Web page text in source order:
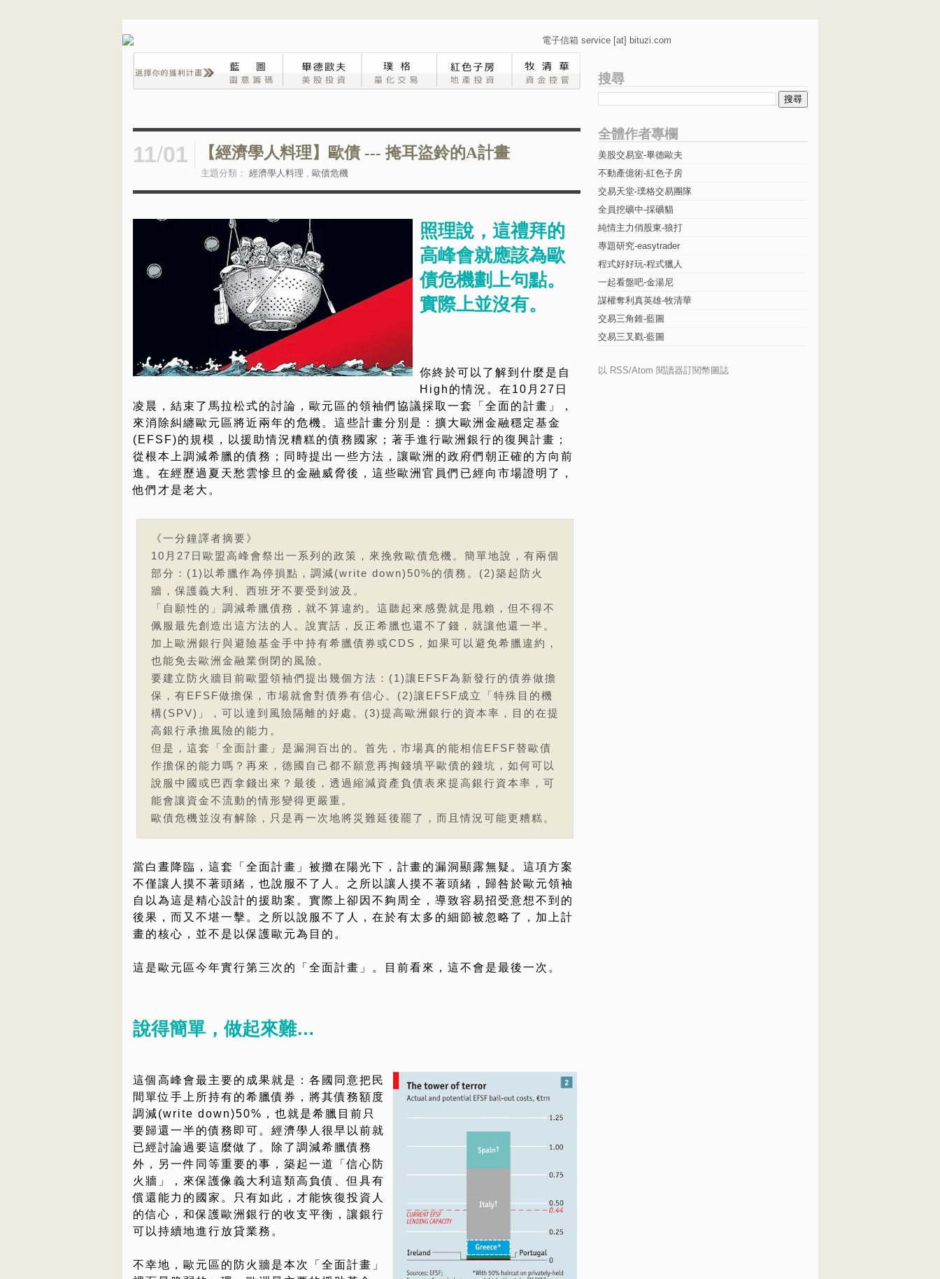
電子信箱 service [at] bituzi.com
11/01 【經濟學人料理】歐債 --- 掩耳盜鈴的A計畫
主題分類： 經濟學人料理 , 歐債危機
照理說，這禮拜的
高峰會就應該為歐
債危機劃上句點。
實際上並沒有。
你終於可以了解到什麼是自
High的情況。在10月27日
凌晨，結束了馬拉松式的討論，歐元區的領袖們協議採取一套「全面的計畫」，
來消除糾纏歐元區將近兩年的危機。這些計畫分別是：擴大歐洲金融穩定基金
(EFSF)的規模，以援助情況糟糕的債務國家；著手進行歐洲銀行的復興計畫；
從根本上調減希臘的債務；同時提出一些方法，讓歐洲的政府們朝正確的方向前
進。在經歷過夏天愁雲慘旦的金融威脅後，這些歐洲官員們已經向市場證明了，
他們才是老大。
《一分鐘譯者摘要》
10月27日歐盟高峰會祭出一系列的政策，來挽救歐債危機。簡單地說，有兩個
部分：(1)以希臘作為停損點，調減(write down)50%的債務。(2)築起防火
牆，保護義大利、西班牙不要受到波及。
「自願性的」調減希臘債務，就不算違約。這聽起來感覺就是甩賴，但不得不
佩服最先創造出這方法的人。說實話，反正希臘也還不了錢，就讓他還一半。
加上歐洲銀行與避險基金手中持有希臘債券或CDS，如果可以避免希臘違約，
也能免去歐洲金融業倒閉的風險。
要建立防火牆目前歐盟領袖們提出幾個方法：(1)讓EFSF為新發行的債券做擔
保，有EFSF做擔保，市場就會對債券有信心。(2)讓EFSF成立「特殊目的機
構(SPV)」，可以達到風險隔離的好處。(3)提高歐洲銀行的資本率，目的在提
高銀行承擔風險的能力。
但是，這套「全面計畫」是漏洞百出的。首先，市場真的能相信EFSF替歐債
作擔保的能力嗎？再來，德國自己都不願意再掏錢填平歐債的錢坑，如何可以
說服中國或巴西拿錢出來？最後，透過縮減資產負債表來提高銀行資本率，可
能會讓資金不流動的情形變得更嚴重。
歐債危機並沒有解除，只是再一次地將災難延後罷了，而且情況可能更糟糕。
當白晝降臨，這套「全面計畫」被攤在陽光下，計畫的漏洞顯露無疑。這項方案
不僅讓人摸不著頭緒，也說服不了人。之所以讓人摸不著頭緒，歸咎於歐元領袖
自以為這是精心設計的援助案。實際上卻因不夠周全，導致容易招受意想不到的
後果，而又不堪一擊。之所以說服不了人，在於有太多的細節被忽略了，加上計
畫的核心，並不是以保護歐元為目的。
這是歐元區今年實行第三次的「全面計畫」。目前看來，這不會是最後一次。
說得簡單，做起來難…
這個高峰會最主要的成果就是：各國同意把民
間單位手上所持有的希臘債券，將其債務額度
調減(write down)50%，也就是希臘目前只
要歸還一半的債務即可。經濟學人很早以前就
已經討論過要這麼做了。除了調減希臘債務
外，另一件同等重要的事，築起一道「信心防
火牆」，來保護像義大利這類高負債、但具有
償還能力的國家。只有如此，才能恢復投資人
的信心，和保護歐洲銀行的收支平衡，讓銀行
可以持續地進行放貸業務。
不幸地，歐元區的防火牆是本次「全面計畫」
搜尋
全體作者專欄
美股交易室-畢德歐夫
不動產億術-紅色子房
交易天堂-璞格交易團隊
全員挖礦中-採礦貓
純情主力俏股東-狼打
專題研究-easytrader
程式好好玩-程式獵人
一起看盤吧-金湯尼
謀權奪利真英雄-牧清華
交易三角錐-藍圖
交易三叉戳-藍圖
以 RSS/Atom 閱讀器訂閱幣圖誌